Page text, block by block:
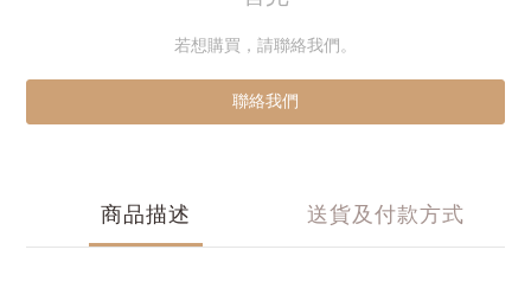
若想購買，請聯絡我們。
聯絡我們
商品描述 送貨及付款方式